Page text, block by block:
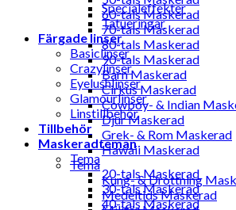
60-tals Maskerad
70-tals Maskerad
80-tals Maskerad
90-tals Maskerad
Barn Maskerad
Cirkus Maskerad
Cowboy- & Indian
Djur Maskerad
Grek- & Rom Maskerad
Hawaii Maskerad
Tema
Kung- & Drottning
Medeltids Maskerad
Specialeffekter
Tatueringar
Färgade linser
Basiclinser
Crazylinser
Eyelushlinser
Glamourlinser
Linstillbehör
Tillbehör
Maskeradteman
Tema
20-tals Maskerad
30-tals Maskerad
40-tals Maskerad